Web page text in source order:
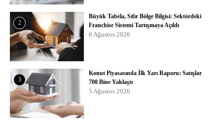
2
Büyük Tabela, Sıfır Bölge Bilgisi: Sektördeki
Franchise Sistemi Tartışmaya Açıldı
6 Ağustos 2026
3
Konut Piyasasında İlk Yarı Raporu: Satışlar
700 Bine Yaklaştı
5 Ağustos 2026